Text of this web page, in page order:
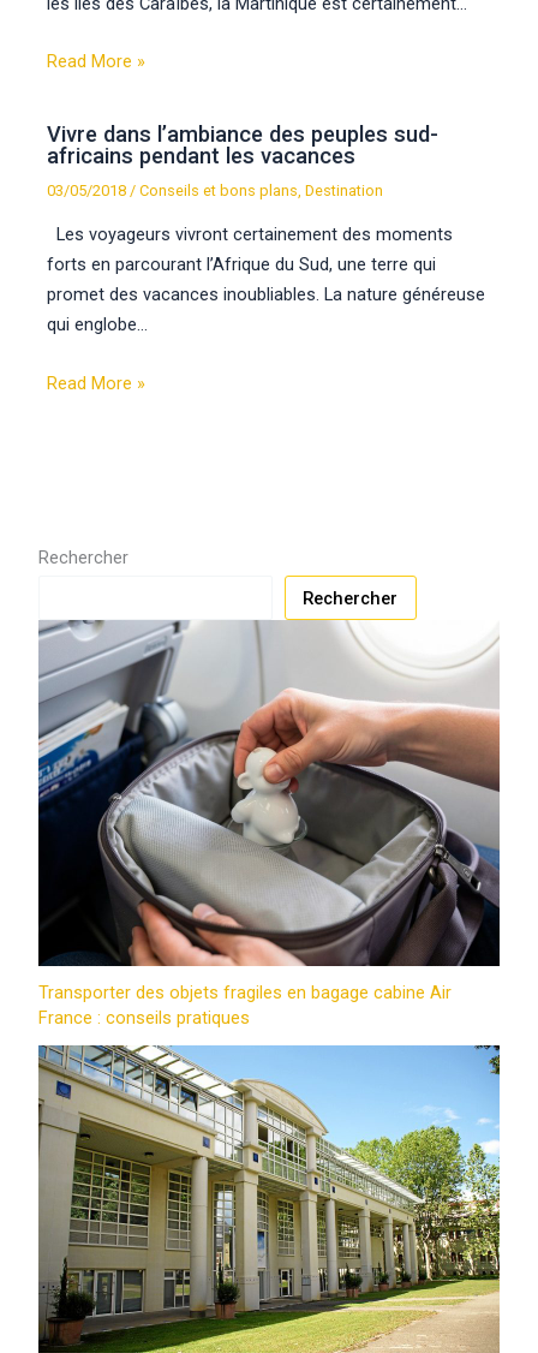
Read More »
Vivre dans l’ambiance des peuples sud-
africains pendant les vacances
03/05/2018 /Conseils et bons plans ,Destination
Les voyageurs vivront certainement des moments
forts en parcourant l’Afrique du Sud, une terre qui
promet des vacances inoubliables. La nature généreuse
qui englobe…
Read More »
Rechercher
Rechercher
Transporter des objets fragiles en bagage cabine Air
France : conseils pratiques